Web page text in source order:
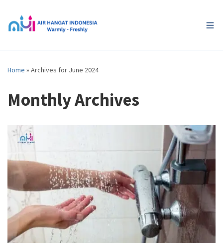
Home » Archives for June 2024
Monthly Archives